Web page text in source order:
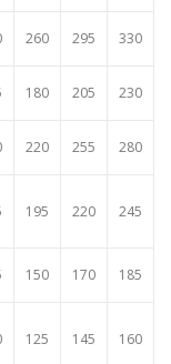
260 295 330
180 205 230
220 255 280
195 220 245
150 170 185
125 145 160